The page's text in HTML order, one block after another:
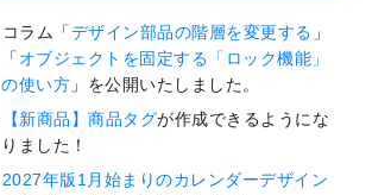
コラム「デザイン部品の階層を変更する 」
「 オブジェクトを固定する「ロック機能」
の使い方 」を公開いたしました。
【新商品】商品タグが作成できるようにな
りました！
2027年版1月始まりのカレンダーデザイン